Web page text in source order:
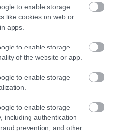
to enable storage
like cookies on web or
apps.
to enable storage
of the website or app.
to enable storage
to enable storage
including authentication
prevention, and other